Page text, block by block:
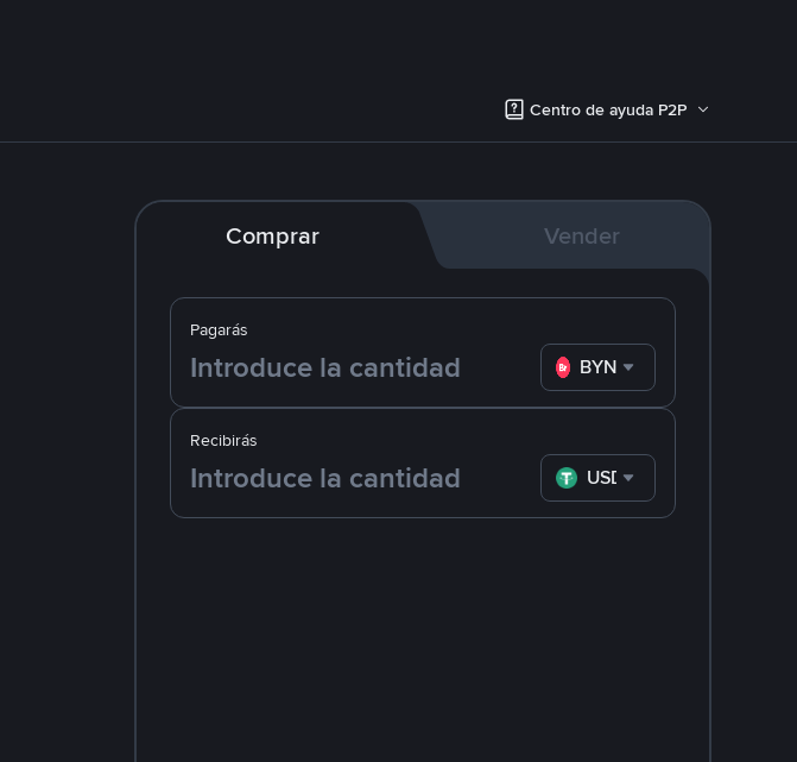
Centro de ayuda P2P
Comprar Vender
Pagarás
BYN
Recibirás
USDT